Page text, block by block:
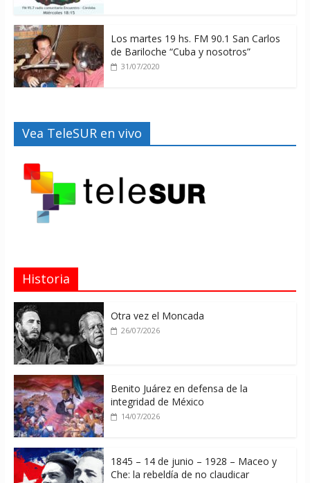
Los martes 19 hs. FM 90.1 San Carlos
de Bariloche “Cuba y nosotros”
31/07/2020
Vea TeleSUR en vivo
Historia
Otra vez el Moncada
26/07/2026
Benito Juárez en defensa de la
integridad de México
14/07/2026
1845 – 14 de junio – 1928 – Maceo y
Che: la rebeldía de no claudicar